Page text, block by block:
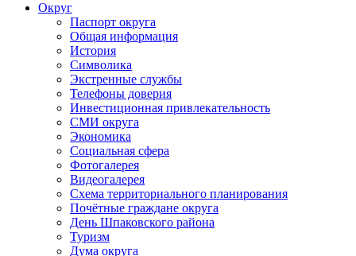
Округ
Паспорт округа
Общая информация
История
Символика
Экстренные службы
Телефоны доверия
Инвестиционная привлекательность
СМИ округа
Экономика
Социальная сфера
Фотогалерея
Видеогалерея
Схема территориального планирования
Почётные граждане округа
День Шпаковского района
Туризм
Дума округа